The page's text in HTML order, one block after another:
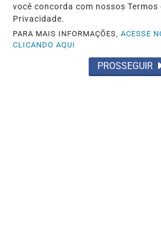
você concorda com nossos Termos
Privacidade.
PARA MAIS INFORMAÇÕES,ACESSE
CLICANDO AQUI
PROSSEGUIR